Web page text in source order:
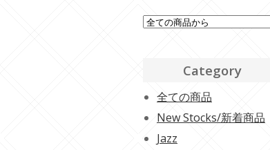
Category
全ての商品
New Stocks/新着商品
Jazz